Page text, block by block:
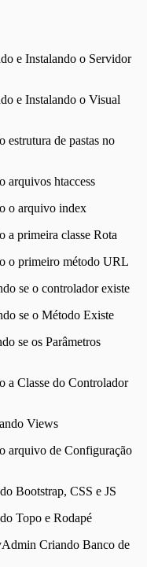
e Instalando o Servidor
e Instalando o Visual
de pastas no
arquivos htaccess
o arquivo index
primeira classe Rota
o primeiro método URL
se o controlador existe
se o Método Existe
se os Parâmetros
a Classe do Controlador
Views
arquivo de Configuração
Bootstrap, CSS e JS
Topo e Rodapé
Criando Banco de